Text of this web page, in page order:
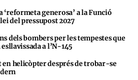
‘reformeta generosa’ a la Funció
del pressupost 2027
dels bombers per les tempestes que
a l’N-145
en helicòpter després de trobar-se